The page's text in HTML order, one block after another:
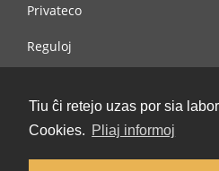
Tiu ĉi retejo uzas por sia
Cookies. Pliaj informoj
Privateco
Reguloj